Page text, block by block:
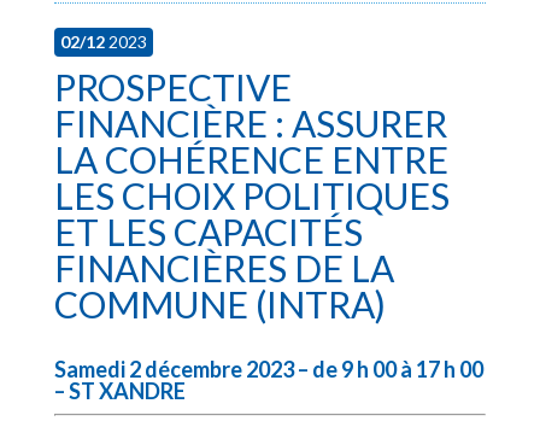
02/122023
PROSPECTIVE
FINANCIÈRE : ASSURER
LA COHÉRENCE ENTRE
LES CHOIX POLITIQUES
ET LES CAPACITÉS
FINANCIÈRES DE LA
COMMUNE (INTRA)
Samedi 2 décembre 2023 – de 9 h 00 à 17 h 00
– ST XANDRE